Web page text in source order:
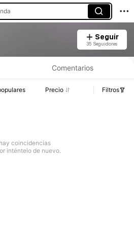
Seguir
35 Seguidores
Comentarios
Precio Filtros
coincidencias
inténtelo de nuevo.